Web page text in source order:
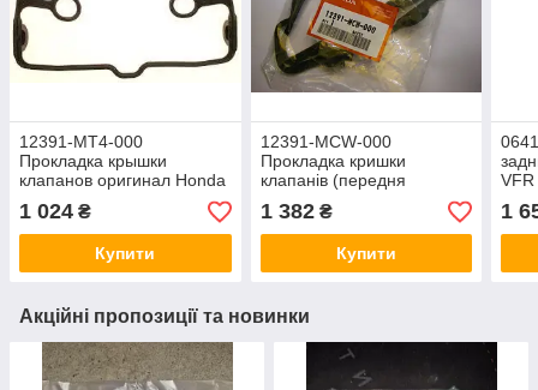
12391-MT4-000
Прокладка крышки
клапанов оригинал Honda
VFR750F
1 024 ₴
Купити
12391-MCW-000
Прокладка кришки
клапанів (передня
кришка) Honda VFR-800
1 382₴
Купити
109
1
Акційні пропозиції та новинки